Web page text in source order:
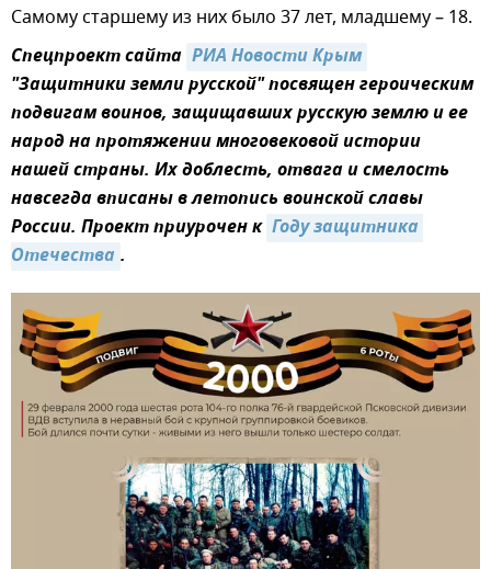
Самому старшему из них было 37 лет, младшему – 18.
Спецпроект сайта РИА Новости Крым
"Защитники земли русской" посвящен героическим
подвигам воинов, защищавших русскую землю и ее
народ на протяжении многовековой истории
нашей страны. Их доблесть, отвага и смелость
навсегда вписаны в летопись воинской славы
России. Проект приурочен к Году защитника
Отечества .